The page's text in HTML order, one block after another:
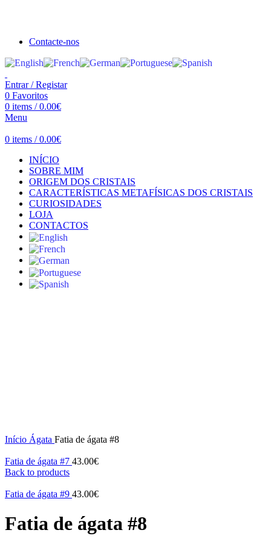
Contacte-nos
Entrar / Registar
0 Favoritos
0 items / 0.00€
Menu
0 items / 0.00€
INÍCIO
SOBRE MIM
ORIGEM DOS CRISTAIS
CARACTERÍSTICAS METAFÍSICAS DOS CRISTAIS
CURIOSIDADES
LOJA
CONTACTOS
Início Ágata Fatia de ágata #8
Fatia de ágata #7 43.00€
Back to products
Fatia de ágata #9 43.00€
Fatia de ágata #8